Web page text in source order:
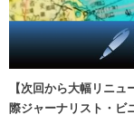
【次回から大幅リニ
際ジャーナリスト・ビ